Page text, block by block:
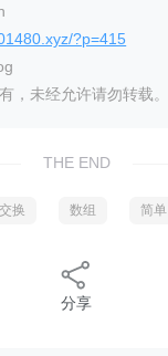
?p=415
，未经允许请勿转载。
THE END
交换 数组 简单
分享